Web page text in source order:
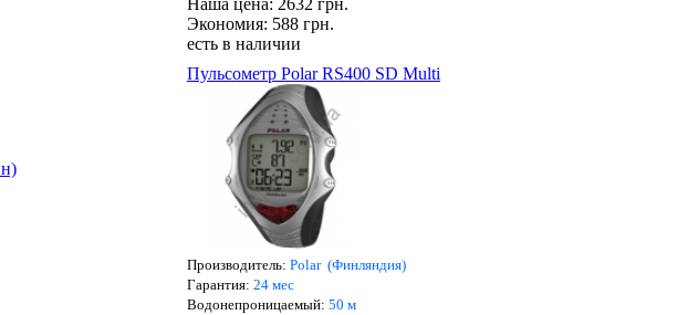
Наша цена: 2632 грн.
Экономия: 588 грн.
есть в наличии
Пульсометр Polar RS400 SD Multi
Производитель: Polar (Финляндия)
Гарантия: 24 мес
Водонепроницаемый: 50 м